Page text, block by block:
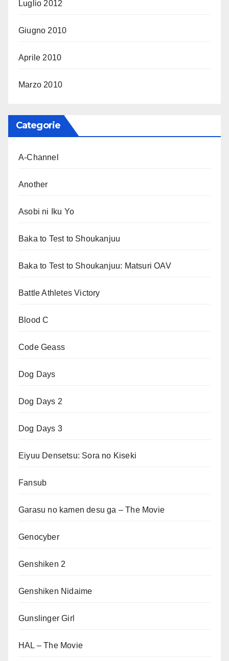
Luglio 2012
Giugno 2010
Aprile 2010
Marzo 2010
Categorie
A-Channel
Another
Asobi ni Iku Yo
Baka to Test to Shoukanjuu
Baka to Test to Shoukanjuu: Matsuri OAV
Battle Athletes Victory
Blood C
Code Geass
Dog Days
Dog Days 2
Dog Days 3
Eiyuu Densetsu: Sora no Kiseki
Fansub
Garasu no kamen desu ga – The Movie
Genocyber
Genshiken 2
Genshiken Nidaime
Gunslinger Girl
HAL – The Movie